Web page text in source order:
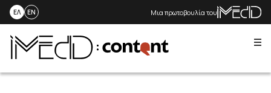
Skip
ΕΛ EN Μια πρωτοβουλία του